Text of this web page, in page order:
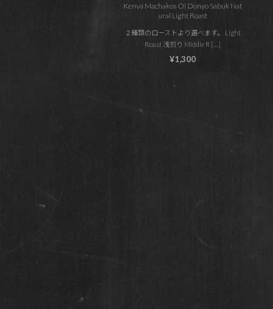
Kenya Machakos Ol Donyo Sabuk Nat
ural Light Roast
２種類のローストより選べます。 Light
Roast 浅煎り Middle R […]
¥1,300